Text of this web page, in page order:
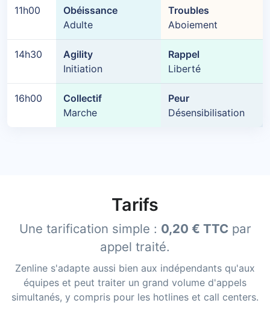
11h00
Obéissance
Adulte
Troubles
Aboiement
14h30
Agility
Initiation
Rappel
Liberté
16h00
Collectif
Marche
Peur
Désensibilisation
Tarifs
Une tarification simple : 0,20 € TTCpar
appel traité.
Zenline s'adapte aussi bien aux indépendants qu'aux
équipes et peut traiter un grand volume d'appels
simultanés, y compris pour les hotlines et call centers.